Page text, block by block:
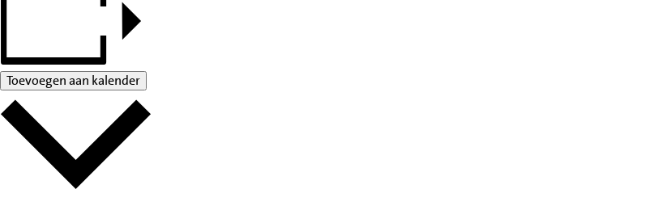
Toevoegen aan kalender